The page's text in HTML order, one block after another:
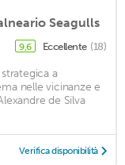
Seagulls
9,6 Eccellente (18)
a
nelle vicinanze e
de Silva
Verifica disponibilità